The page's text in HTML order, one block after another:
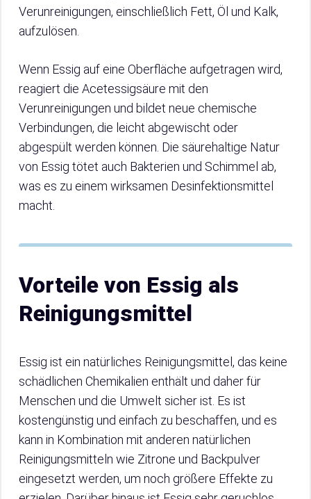
Verunreinigungen, einschließlich Fett, Öl und Kalk,
aufzulösen.
Wenn Essig auf eine Oberfläche aufgetragen wird,
reagiert die Acetessigsäure mit den
Verunreinigungen und bildet neue chemische
Verbindungen, die leicht abgewischt oder
abgespült werden können. Die säurehaltige Natur
von Essig tötet auch Bakterien und Schimmel ab,
was es zu einem wirksamen Desinfektionsmittel
macht.
Vorteile von Essig als
Reinigungsmittel
Essig ist ein natürliches Reinigungsmittel, das keine
schädlichen Chemikalien enthält und daher für
Menschen und die Umwelt sicher ist. Es ist
kostengünstig und einfach zu beschaffen, und es
kann in Kombination mit anderen natürlichen
Reinigungsmitteln wie Zitrone und Backpulver
eingesetzt werden, um noch größere Effekte zu